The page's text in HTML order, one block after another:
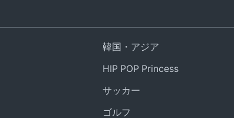
韓国・アジア
HIP POP Princess
サッカー
ゴルフ